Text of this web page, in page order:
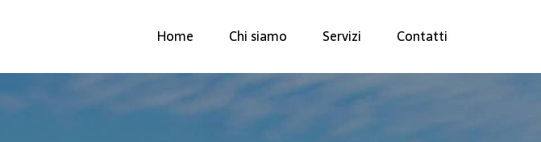
Home Chi siamo Servizi Contatti